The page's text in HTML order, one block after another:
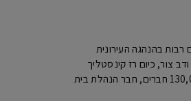
בבתי ספר בעיר, שנים רבות בהנהגה העירונית
ודב צור, כיום רז קינסטליך
ראש העירייה. מיקי מנהל האתר מקומון ראשון ומנהל את הפורום הגדול ביותר בעיר "פורום תושבי ראשון לציון" בפייסבוק ובו כ-130,000 חברים, חבר הנהלת בית